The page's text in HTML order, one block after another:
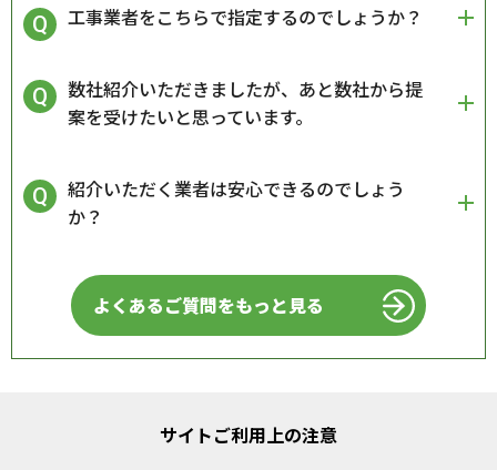
工事業者をこちらで指定するのでしょうか？
数社紹介いただきましたが、あと数社から提
案を受けたいと思っています。
紹介いただく業者は安心できるのでしょう
か？
よくあるご質問をもっと見る
サイトご利用上の注意